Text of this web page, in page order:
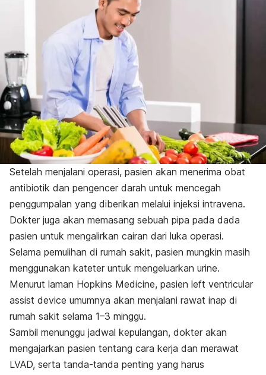
Setelah menjalani operasi, pasien akan menerima obat
antibiotik dan pengencer darah untuk mencegah
penggumpalan yang diberikan melalui injeksi intravena.
Dokter juga akan memasang sebuah pipa pada dada
pasien untuk mengalirkan cairan dari luka operasi.
Selama pemulihan di rumah sakit, pasien mungkin masih
menggunakan kateter untuk mengeluarkan urine.
Menurut laman Hopkins Medicine, pasien left ventricular
assist device umumnya akan menjalani rawat inap di
rumah sakit selama 1–3 minggu.
Sambil menunggu jadwal kepulangan, dokter akan
mengajarkan pasien tentang cara kerja dan merawat
LVAD, serta tanda-tanda penting yang harus